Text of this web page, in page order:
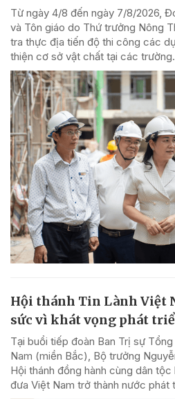
Từ ngày 4/8 đến ngày 7/8/2026,
và Tôn giáo do Thứ trưởng Nông
tra thực địa tiến độ thi công các
thiện cơ sở vật chất tại các
Hội thánh Tin Lành Việt
sức vì khát vọng phát
Tại buổi tiếp đoàn Ban Trị sự
Nam (miền Bắc), Bộ trưởng
Hội thánh đồng hành cùng dân
đưa Việt Nam trở thành nước phát